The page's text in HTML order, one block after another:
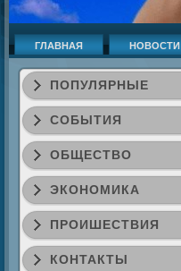
ГЛАВНАЯ НОВОСТИ
ПОПУЛЯРНЫЕ
СОБЫТИЯ
ОБЩЕСТВО
ЭКОНОМИКА
ПРОИШЕСТВИЯ
КОНТАКТЫ